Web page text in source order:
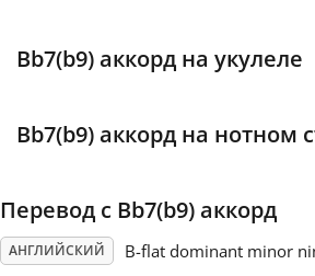
Русский
Bb7(b9) аккорд на укулеле
Bb7(b9) аккорд на нотном
Перевод с Bb7(b9) аккорд
АНГЛИЙСКИЙ B-flat dominant minor